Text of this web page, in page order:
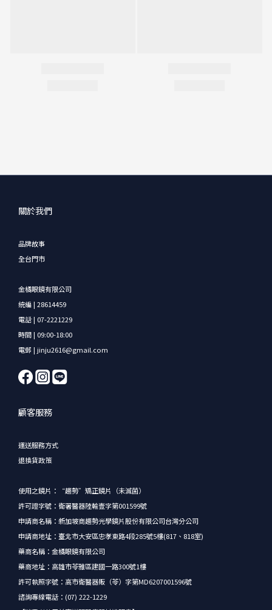
關於我們
品牌故事
全台門市
金橘眼鏡有限公司
統編 | 28614459
電話 | 07-2221229
時間 | 09:00-18:00
電郵 | jinju2616@gmail.com
顧客服務
運送服務方式
退換貨政策
使用之鏡片：“趨勢”矯正鏡片（未滅菌）
許可證字號：衛署醫器陸輸壹字第001599號
申請商名稱：新加坡商趨勢光學鏡片股份有限公司台灣分公司
申請商地址：臺北市大安區忠孝東路4段285號5樓(817、818室)
藥商名稱：金橘眼鏡有限公司
藥商地址：高雄市苓雅區建國一路300號1樓
許可執照字號：高市衛醫器販（苓）字第MD6207001596號
諮詢專線電話：(07) 222-1229